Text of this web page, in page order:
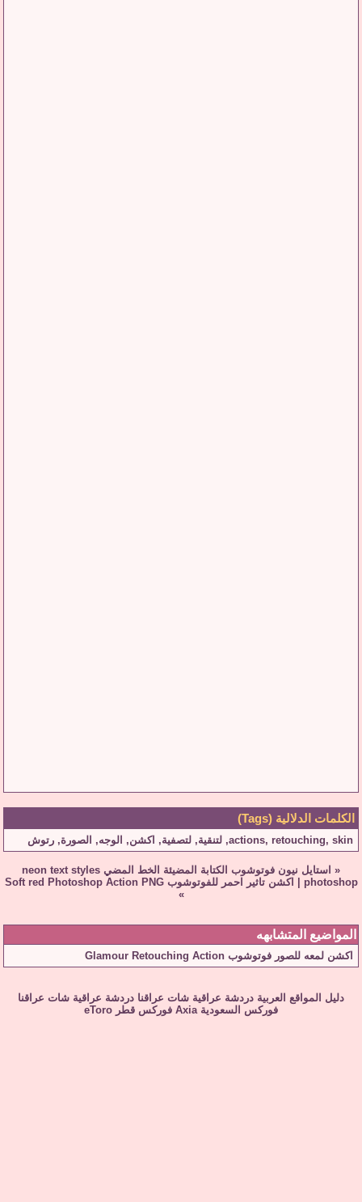
الكلمات الدلالية (Tags)
actions, retouching, skin
, لتنقية, لتصفية, اكشن, الوجه, الصورة, رتوش
«
استايل نيون فوتوشوب الكتابة المضيئة الخط المضي neon text styles
photoshop
اكشن تاثير احمر للفوتوشوب Soft red Photoshop Action PNG
»
المواضيع المتشابهه
اكشن لمعه للصور فوتوشوب Glamour Retouching Action
دليل المواقع العربية دردشة عراقية شات عراقنا دردشة عراقية شات عراقنا
فوركس السعودية Axia فوركس قطر eToro